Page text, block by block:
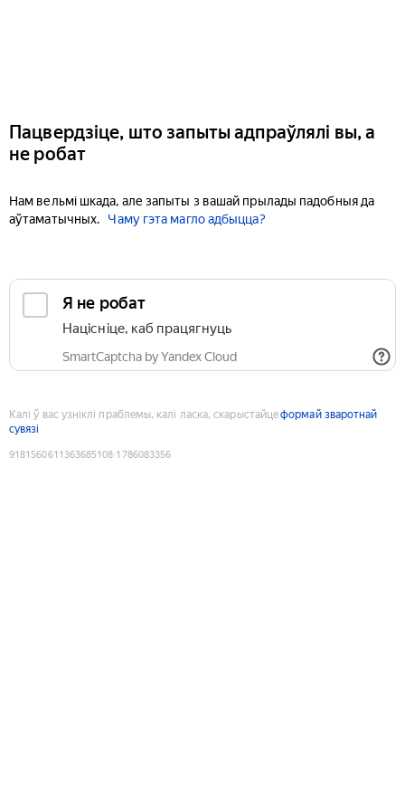
Пацвердзіце, што запыты адпраўлялі вы, а
не робат
Нам вельмі шкада, але запыты з вашай прылады падобныя да
аўтаматычных.
Чаму гэта магло адбыцца?
Я не робат
Націсніце, каб працягнуць
SmartCaptcha by Yandex Cloud
Калі ў вас узніклі праблемы, калі ласка, скарыстайцеформай зваротнай
сувязі
9181560611363685108:1786083356